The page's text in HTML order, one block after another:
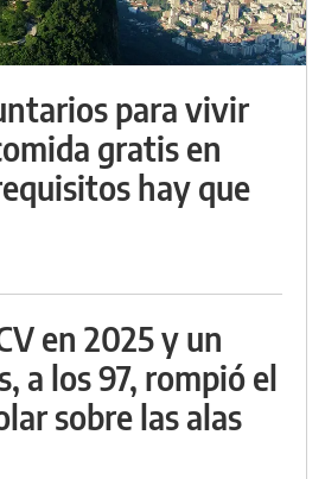
para vivir
gratis en
hay que
en 2025 y un
a los 97, rompió el
sobre las alas